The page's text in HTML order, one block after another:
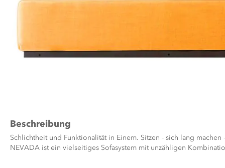
springen
Beschreibung
Schlichtheit und Funktionalität in Einem. Sitzen - sich lang
NEVADA ist ein vielseitiges Sofasystem mit unzähligen